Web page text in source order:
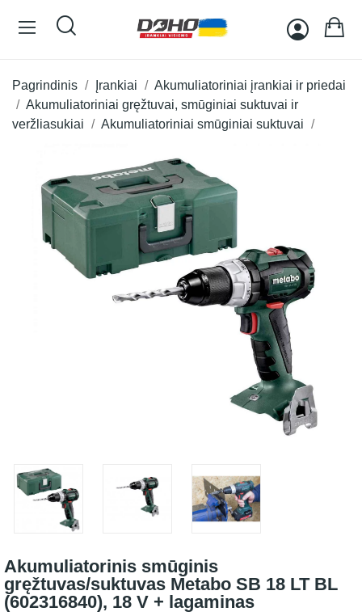
Pagrindinis Įrankiai
Akumuliatoriniai įrankiai ir priedai
Akumuliatoriniai gręžtuvai, smūginiai suktuvai ir
veržliasukiai
Akumuliatoriniai smūginiai suktuvai
Akumuliatorinis smūginis
gręžtuvas/suktuvas Metabo SB 18 LT BL
(602316840), 18 V + lagaminas